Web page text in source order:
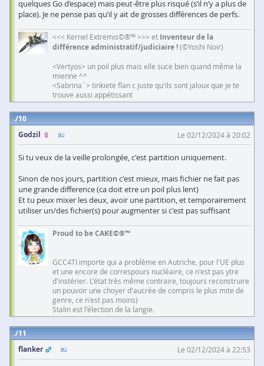
quelques Go d’espace) mais peut-être plus risqué (s’il n’y a plus de
place). Je ne pense pas qu’il y ait de grosses différences de perfs.
<<< Kernel Extremis©®™ >>> et Inventeur de la
différence administratif/judiciaire !(©Yoshi Noir)
<Vertyos> un poil plus mais elle suce bien quand même la
mienne ^^
<Sabrina`> tinkiete flan c juste qu'ils sont jaloux que je te
trouve aussi appétissant
10
Godzil
Le 02/12/2024 à 20:02
Si tu veux de la veille prolongée, c'est partition uniquement.
Sinon de nos jours, partition c'est mieux, mais fichier ne fait pas
une grande difference (ca doit etre un poil plus lent)
Et tu peux mixer les deux, avoir une partition, et temporairement
utiliser un/des fichier(s) pour augmenter si c'est pas suffisant
Proud to be CAKE©®™
GCC4TI importe qui a problème en Autriche, pour l'UE plus
et une encore de correspours nucléaire, ce n'est pas ytre
d'instérier. L'état très même contraire, toujours reconstruire
un pouvoir une choyer d'aucrée de compris le plus mite de
genre, ce n'est pas moins)
Stalin est l'élection de la langie.
11
flanker
Le 02/12/2024 à 22:53